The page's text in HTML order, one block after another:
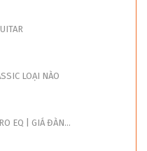
LOẠI NÀO
EQ | GIÁ ĐÀN...